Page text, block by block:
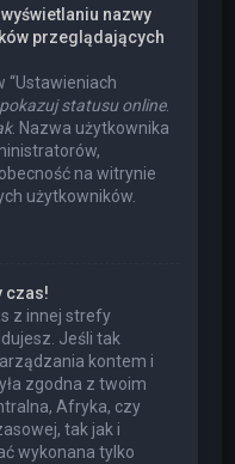
nazwy
przeglądających
“Ustawieniach
statusu online.
. Nazwa użytkownika
na witrynie
użytkowników.
czas!
z innej strefy
Jeśli tak
kontem i
zgodna z twoim
Afryka, czy
tak jak i
wykonana tylko